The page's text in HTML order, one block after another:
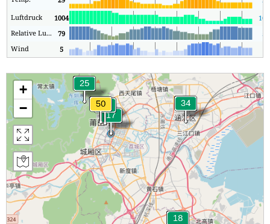
Luftdruck
1004
Relative Luftfeuchtigkeit
79
52
Wind
5
+
−